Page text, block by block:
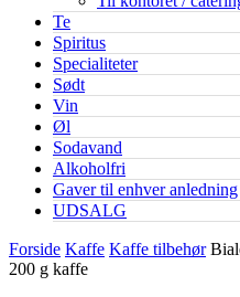
Te
Spiritus
Specialiteter
Sødt
Vin
Øl
Sodavand
Alkoholfri
Gaver til enhver anledning
UDSALG
Forside Kaffe Kaffe tilbehør
200 g kaffe